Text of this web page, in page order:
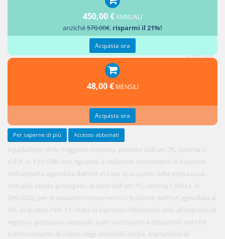
triennale
liquidazione della maggiore imposta, previsto dall'art. 76, comma II,
d.P.R. n. 131/1986 con riguardo a violazioni concernenti la fruizione
dell'aliquota agevolata dell'IVA in caso di acquisto della prima casa,
non può essere prorogato, ai sensi dell'art. 11, comma I della L. n.
289/2002, per le violazioni concernenti la fruizione dell'IVA agevolata al
4%, in quanto l'art. 11 citato fa espresso riferimento solo all'imposta di
registro, ipotecaria, catastale, sulle successioni e donazioni, nonché
sull'incremento di valore degli immobili, sicché, trattandosi di
450,00 €ANNUALI
anziché570.00€, risparmi il 21%!
Acquista ora
48,00 € MENSILI
Acquista ora
Per saperne di più Accesso abbonati